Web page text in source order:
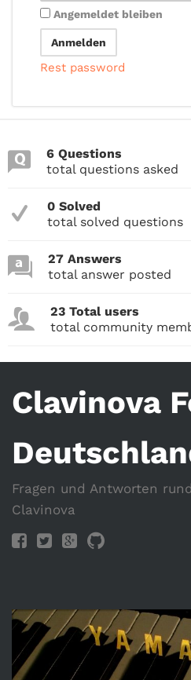
Angemeldet bleiben
Rest password
6 Questions
total questions asked
0 Solved
total solved questions
27 Answers
total answer posted
23 Total users
total community
Clavinova
Fragen und Antworten
Clavinova